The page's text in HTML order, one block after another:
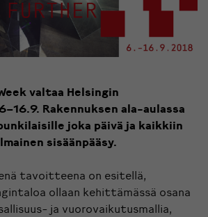
valtaa Helsingin
Rakennuksen ala-aulassa
joka päivä ja kaikkiin
sisäänpääsy.
tavoitteena on esitellä,
ollaan kehittämässä osana
ja vuorovaikutusmallia,